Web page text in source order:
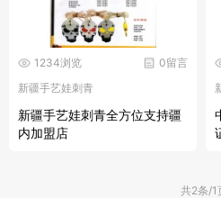
0留言
1234浏览
新疆手艺娃刺青
新疆手艺娃刺青全方位支持疆
内加盟店
共2条/1